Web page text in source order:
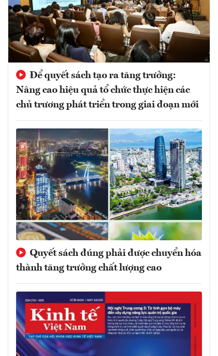
Để quyết sách tạo ra tăng trưởng:
Nâng cao hiệu quả tổ chức thực hiện các
chủ trương phát triển trong giai đoạn mới
Quyết sách đúng phải được chuyển hóa
thành tăng trưởng chất lượng cao